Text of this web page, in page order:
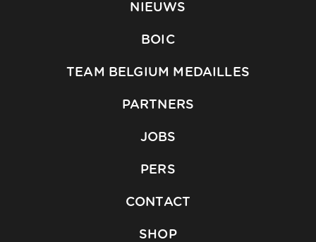
NIEUWS
BOIC
TEAM BELGIUM MEDAILLES
PARTNERS
JOBS
PERS
CONTACT
SHOP